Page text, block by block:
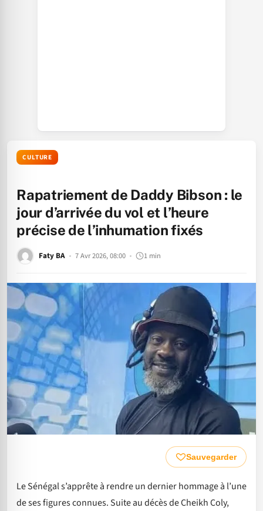
CULTURE
Rapatriement de Daddy Bibson : le
jour d’arrivée du vol et l’heure
précise de l’inhumation fixés
Faty BA 7 Avr 2026, 08:00 1 min
Sauvegarder
Le Sénégal s’apprête à rendre un dernier hommage à l’une
de ses figures connues. Suite au décès de Cheikh Coly,